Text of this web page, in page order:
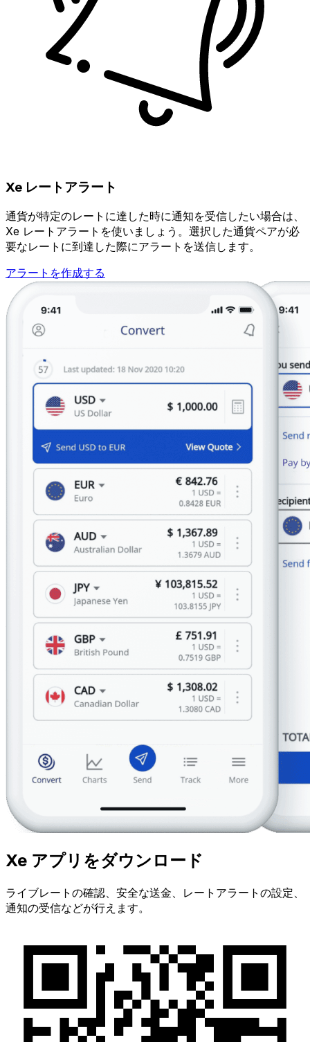
Xe レートアラート
通貨が特定のレートに達した時に通知を受信したい場合は、
Xe レートアラートを使いましょう。選択した通貨ペアが必
要なレートに到達した際にアラートを送信します。
アラートを作成する
Xe アプリをダウンロード
ライブレートの確認、安全な送金、レートアラートの設定、
通知の受信などが行えます。